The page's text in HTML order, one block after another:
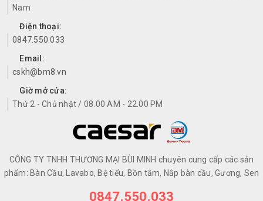
Nam
Điện thoại:
0847.550.033
Email:
cskh@bm8.vn
Giờ mở cửa:
Thứ 2 - Chủ nhật / 08.00 AM - 22.00 PM
CÔNG TY TNHH THƯƠNG MẠI BÙI MINH chuyên cung cấp các sản
phẩm: Bàn Cầu, Lavabo, Bệ tiểu, Bồn tắm, Nắp bàn cầu, Gương, Sen
0847.550.033